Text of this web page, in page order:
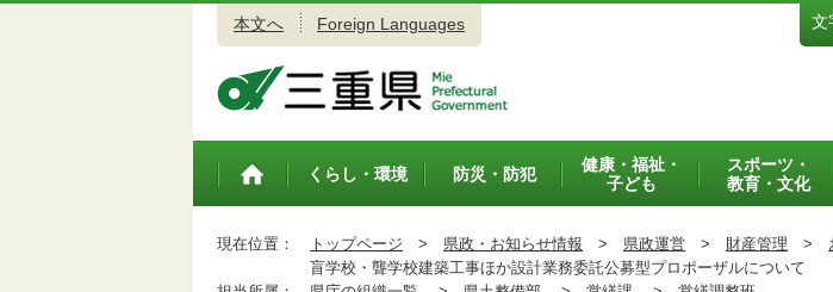
本文へ Foreign Languages 文
トップペ
くらし・環境 防災・防犯
健康・福祉・
子ども
スポーツ・
教育・文化
現在位置： トップページ > 県政・お知らせ情報 > 県政運営 > 財産管理 >
盲学校・聾学校建築工事ほか設計業務委託公募型プロポーザルについて